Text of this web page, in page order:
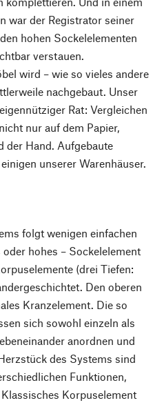
war der Registrator seiner
hohen Sockelelementen
verstauen.
wird – wie so vieles andere
nachgebaut. Unser
Rat: Vergleichen
nur auf dem Papier,
der Hand. Aufgebaute
unserer Warenhäuser.
folgt wenigen einfachen
hohes – Sockelelement
(drei Tiefen:
Den oberen
Kranzelement. Die so
sich sowohl einzeln als
anordnen und
des Systems sind
Funktionen,
Korpuselement